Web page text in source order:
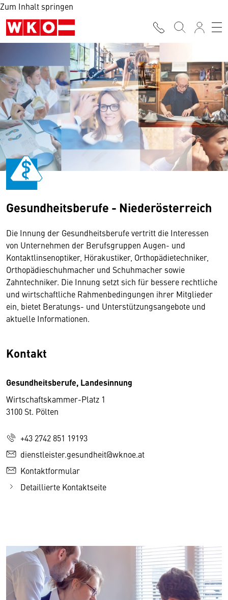
Zum Inhalt springen
Gesundheitsberufe - Niederösterreich
Die Innung der Gesundheitsberufe vertritt die Interessen
von Unternehmen der Berufsgruppen Augen- und
Kontaktlinsenoptiker, Hörakustiker, Orthopädietechniker,
Orthopädieschuhmacher und Schuhmacher sowie
Zahntechniker. Die Innung setzt sich für bessere rechtliche
und wirtschaftliche Rahmenbedingungen ihrer Mitglieder
ein, bietet Beratungs- und Unterstützungsangebote und
aktuelle Informationen.
Kontakt
Gesundheitsberufe, Landesinnung
Wirtschaftskammer-Platz 1
3100 St. Pölten
+43 2742 851 19193
dienstleister.gesundheit@wknoe.at
Kontaktformular
Detaillierte Kontaktseite